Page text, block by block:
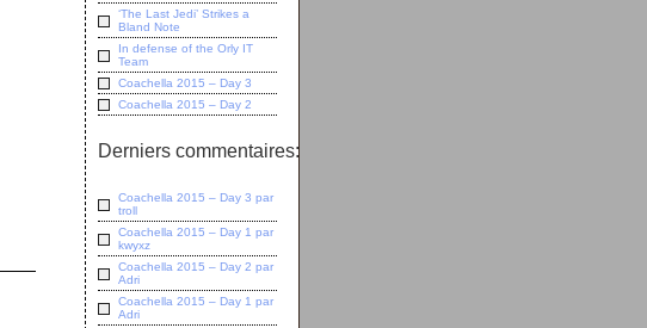
‘The Last Jedi’ Strikes a
Bland Note
In defense of the Orly IT
Team
Coachella 2015 – Day 3
Coachella 2015 – Day 2
Derniers commentaires:
Coachella 2015 – Day 3 par
troll
Coachella 2015 – Day 1 par
kwyxz
Coachella 2015 – Day 2 par
Adri
Coachella 2015 – Day 1 par
Adri